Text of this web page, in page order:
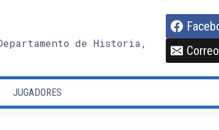
de Historia,
JUGADORES